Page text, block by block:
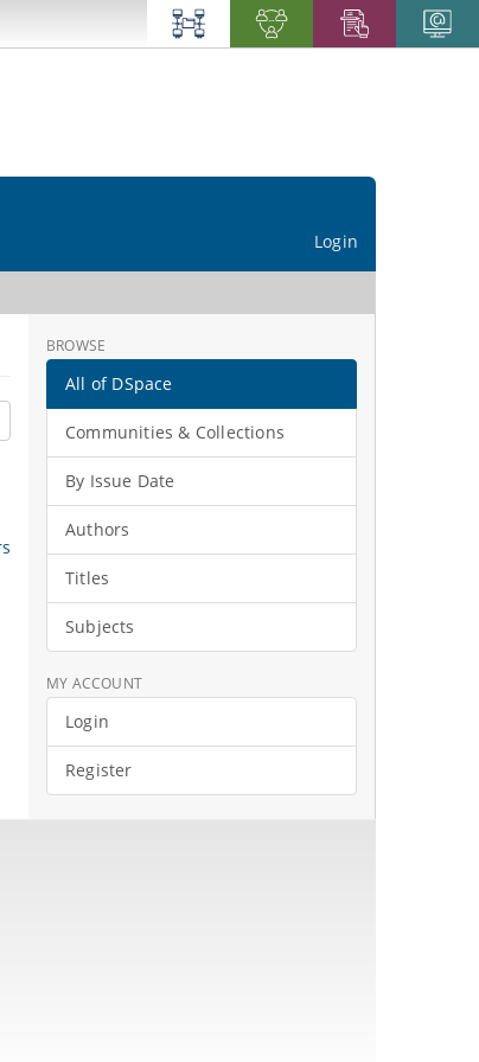
Login
BROWSE
All of DSpace
Communities & Collections
By Issue Date
Authors
Titles
Subjects
MY ACCOUNT
Login
Register